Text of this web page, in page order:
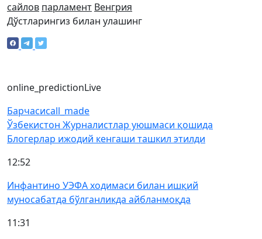
сайлов парламент Венгрия
Дўстларингиз билан улашинг
online_predictionLive
Барчасиcall_made
Ўзбекистон Журналистлар уюшмаси қошида
Блогерлар ижодий кенгаши ташкил этилди
12:52
Инфантино УЭФА ходимаси билан ишқий
муносабатда бўлганликда айбланмоқда
11:31